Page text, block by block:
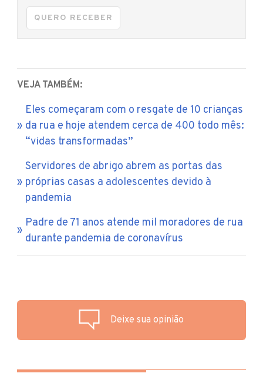
QUERO RECEBER
VEJA TAMBÉM:
Eles começaram com o resgate de 10 crianças
da rua e hoje atendem cerca de 400 todo mês:
“vidas transformadas”
Servidores de abrigo abrem as portas das
próprias casas a adolescentes devido à
pandemia
Padre de 71 anos atende mil moradores de rua
durante pandemia de coronavírus
Deixe sua opinião